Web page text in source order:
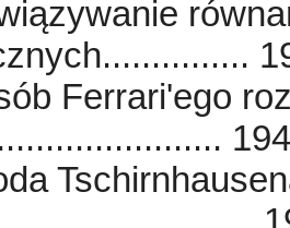
Ferrari'ego
194